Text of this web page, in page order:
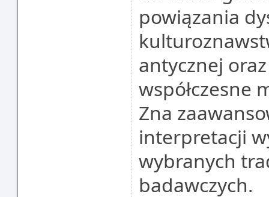
powiązania
antycznej
współczesne
Zna
interpretacji
wybranych
badawczych.